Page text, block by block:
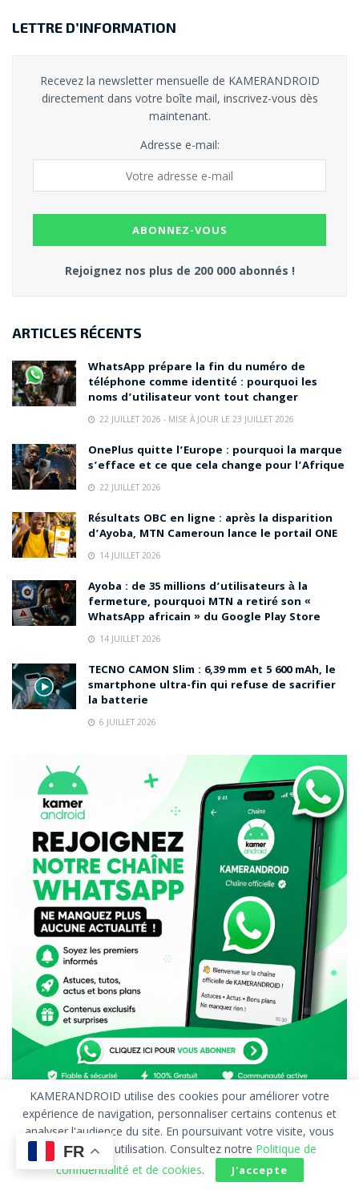
LETTRE D’INFORMATION
Recevez la newsletter mensuelle de KAMERANDROID
directement dans votre boîte mail, inscrivez-vous dès
maintenant.
Adresse e-mail:
Rejoignez nos plus de 200 000 abonnés !
ARTICLES RÉCENTS
WhatsApp prépare la fin du numéro de
téléphone comme identité : pourquoi les
noms d’utilisateur vont tout changer
22 JUILLET 2026 - MISE À JOUR LE 23 JUILLET 2026
OnePlus quitte l’Europe : pourquoi la marque
s’efface et ce que cela change pour l’Afrique
22 JUILLET 2026
Résultats OBC en ligne : après la disparition
d’Ayoba, MTN Cameroun lance le portail ONE
14 JUILLET 2026
Ayoba : de 35 millions d’utilisateurs à la
fermeture, pourquoi MTN a retiré son «
WhatsApp africain » du Google Play Store
14 JUILLET 2026
TECNO CAMON Slim : 6,39 mm et 5 600 mAh, le
smartphone ultra-fin qui refuse de sacrifier
la batterie
6 JUILLET 2026
Accueil À Propos Publicité
Contact
Politique de confidentialité
FR
KAMERANDROID utilise des cookies pour améliorer votre
expérience de navigation, personnaliser certains contenus et
analyser l'audience du site. En poursuivant votre visite, vous
acceptez leur utilisation. Consultez notre Politique de
confidentialité et de cookies. J'accepte